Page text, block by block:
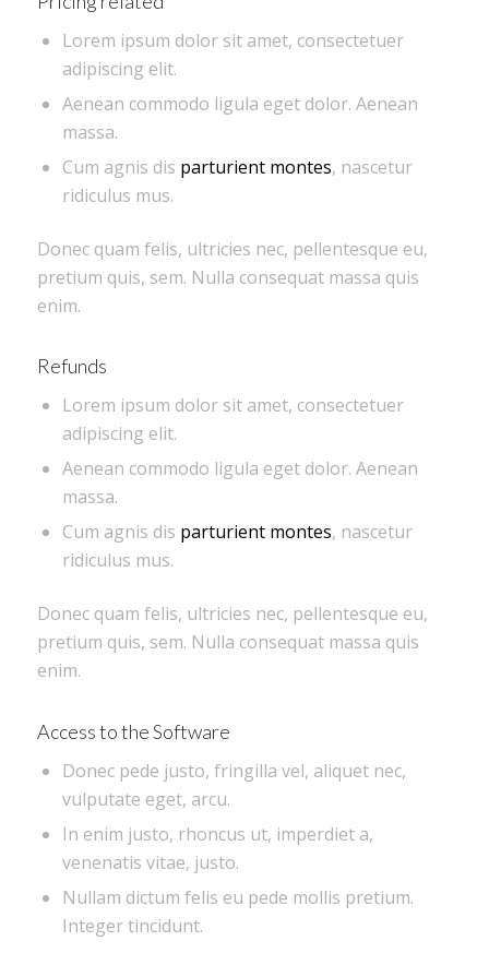
Lorem ipsum dolor sit amet, consectetuer
adipiscing elit.
Aenean commodo ligula eget dolor. Aenean
massa.
Cum agnis dis parturient montes, nascetur
ridiculus mus.
Donec quam felis, ultricies nec, pellentesque eu,
pretium quis, sem. Nulla consequat massa quis
enim.
Refunds
Lorem ipsum dolor sit amet, consectetuer
adipiscing elit.
Aenean commodo ligula eget dolor. Aenean
massa.
Cum agnis dis parturient montes, nascetur
ridiculus mus.
Donec quam felis, ultricies nec, pellentesque eu,
pretium quis, sem. Nulla consequat massa quis
enim.
Access to the Software
Donec pede justo, fringilla vel, aliquet nec,
vulputate eget, arcu.
In enim justo, rhoncus ut, imperdiet a,
venenatis vitae, justo.
Nullam dictum felis eu pede mollis pretium.
Integer tincidunt.